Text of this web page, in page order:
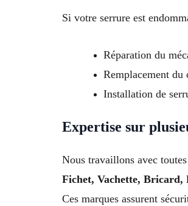
Si votre serrure est
Réparation du
Remplacement
Installation de
Expertise sur
Nous travaillons avec
Fichet, Vachette,
Ces marques assurent